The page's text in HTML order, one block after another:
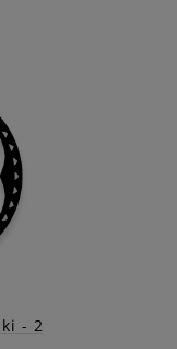
przedstawiającej
- 2